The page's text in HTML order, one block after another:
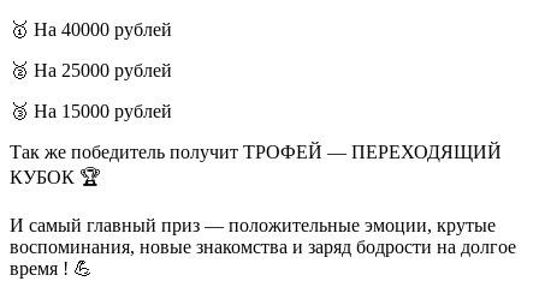
🥇 На 40000 рублей
🥈 На 25000 рублей
🥉 На 15000 рублей
Так же победитель получит ТРОФЕЙ — ПЕРЕХОДЯЩИЙ
КУБОК 🏆
И самый главный приз — положительные эмоции, крутые
воспоминания, новые знакомства и заряд бодрости на долгое
время ! 💪